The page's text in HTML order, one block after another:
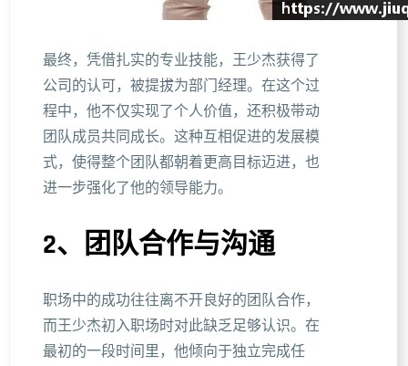
最终，凭借扎实的专业技能，王少杰获得了
公司的认可，被提拔为部门经理。在这个过
程中，他不仅实现了个人价值，还积极带动
团队成员共同成长。这种互相促进的发展模
式，使得整个团队都朝着更高目标迈进，也
进一步强化了他的领导能力。
2、团队合作与沟通
职场中的成功往往离不开良好的团队合作，
而王少杰初入职场时对此缺乏足够认识。在
最初的一段时间里，他倾向于独立完成任